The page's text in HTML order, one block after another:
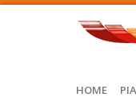
HOME